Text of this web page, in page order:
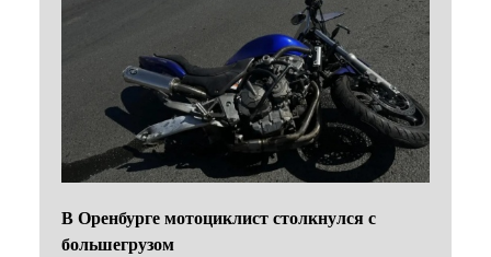
В Оренбурге мотоциклист столкнулся с
большегрузом